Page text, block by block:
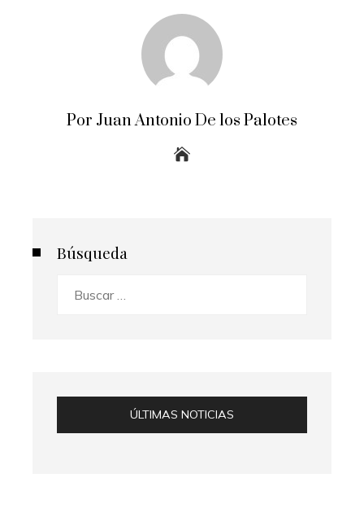
Por Juan Antonio De los Palotes
Búsqueda
ÚLTIMAS NOTICIAS